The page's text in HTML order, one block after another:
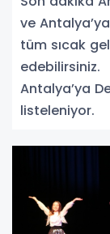
ve
tüm sıcak
edebilirsiniz.
Antalya’ya
listeleniyor.